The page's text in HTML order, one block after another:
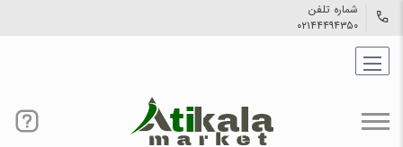
شماره تلفن
۰۲۱۴۴۴۹۴۳۵۰